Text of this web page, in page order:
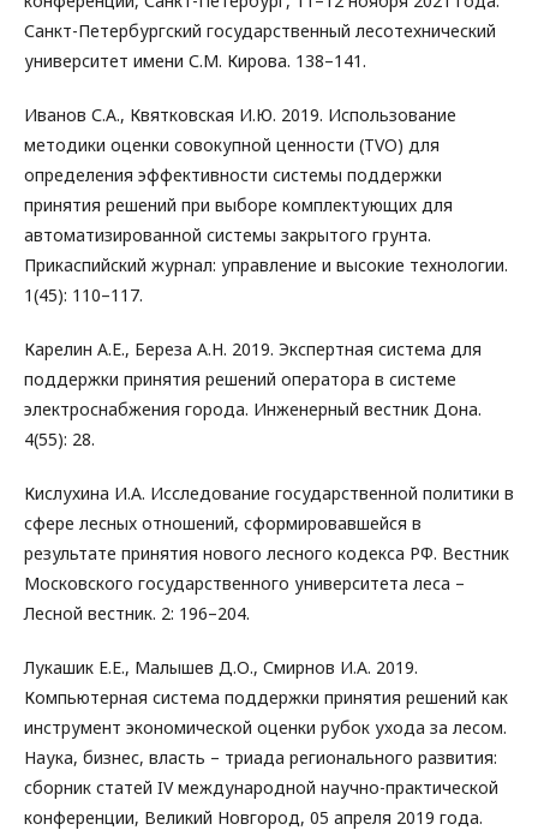
Санкт-Петербургский государственный лесотехнический
университет имени С.М. Кирова. 138–141.
Иванов С.А., Квятковская И.Ю. 2019. Использование
методики оценки совокупной ценности (TVO) для
определения эффективности системы поддержки
принятия решений при выборе комплектующих для
автоматизированной системы закрытого грунта.
Прикаспийский журнал: управление и высокие технологии.
1(45): 110–117.
Карелин А.Е., Береза А.Н. 2019. Экспертная система для
поддержки принятия решений оператора в системе
электроснабжения города. Инженерный вестник Дона.
4(55): 28.
Кислухина И.А. Исследование государственной политики в
сфере лесных отношений, сформировавшейся в
результате принятия нового лесного кодекса РФ. Вестник
Московского государственного университета леса –
Лесной вестник. 2: 196–204.
Лукашик Е.Е., Малышев Д.О., Смирнов И.А. 2019.
Компьютерная система поддержки принятия решений как
инструмент экономической оценки рубок ухода за лесом.
Наука, бизнес, власть – триада регионального развития:
сборник статей IV международной научно-практической
конференции, Великий Новгород, 05 апреля 2019 года.